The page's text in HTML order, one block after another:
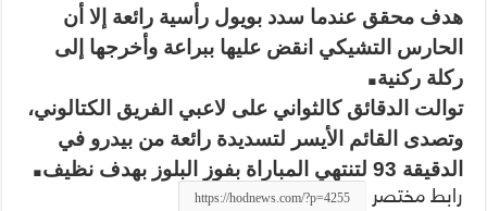
هدف محقق عندما سدد بويول رأسية رائعة إلا أن
الحارس التشيكي انقض عليها ببراعة وأخرجها إلى
ركلة ركنية.
توالت الدقائق كالثواني على لاعبي الفريق الكتالوني،
وتصدى القائم الأيسر لتسديدة رائعة من بيدرو في
الدقيقة 93 لتنتهي المباراة بفوز البلوز بهدف نظيف
.
رابط مختصر